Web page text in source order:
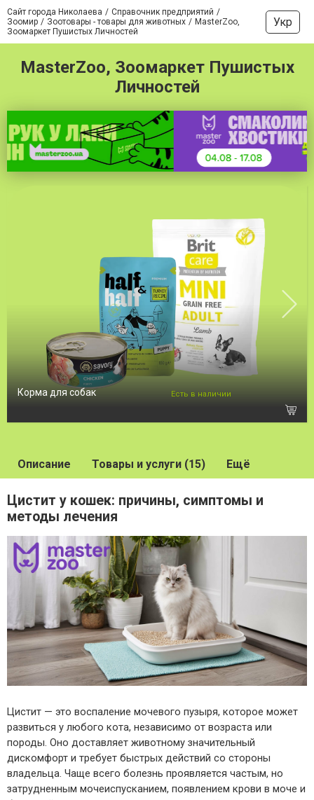
Сайт города Николаева
Справочник предприятий
Зоомир
Зоотовары - товары для животных
MasterZoo,
Зоомаркет Пушистых Личностей
Укр
MasterZoo, Зоомаркет Пушистых
Личностей
Корма для собак Есть в наличии
Описание Товары и услуги (15) Ещё
Цистит у кошек: причины, симптомы и
методы лечения
Цистит — это воспаление мочевого пузыря, которое может
развиться у любого кота, независимо от возраста или
породы. Оно доставляет животному значительный
дискомфорт и требует быстрых действий со стороны
владельца. Чаще всего болезнь проявляется частым, но
затрудненным мочеиспусканием, появлением крови в моче и